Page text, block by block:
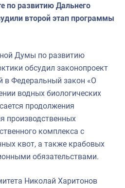
по развитию Дальнего
второй этап программы
Думы по развитию
обсудил законопроект
в Федеральный закон «О
водных биологических
продолжения
производственных
комплекса с
квот, а также крабовых
обязательствами.
Николай Харитонов